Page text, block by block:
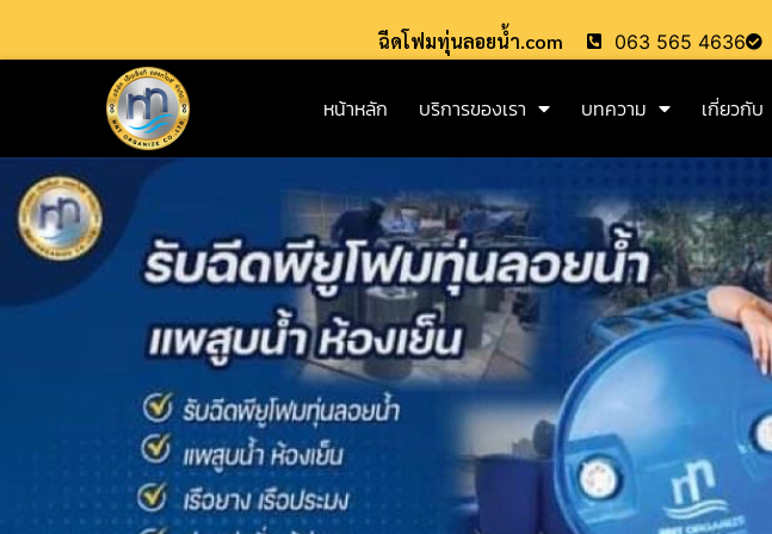
ฉีดโฟมทุ่นลอยน้ำ.com 063 565 4636
หน้าหลัก บริการของเรา บทความ เกี่ยวกับ